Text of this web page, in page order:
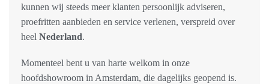
kunnen wij steeds meer klanten persoonlijk adviseren,
proefritten aanbieden en service verlenen, verspreid over
heel Nederland.
Momenteel bent u van harte welkom in onze
hoofdshowroom in Amsterdam, die dagelijks geopend is.